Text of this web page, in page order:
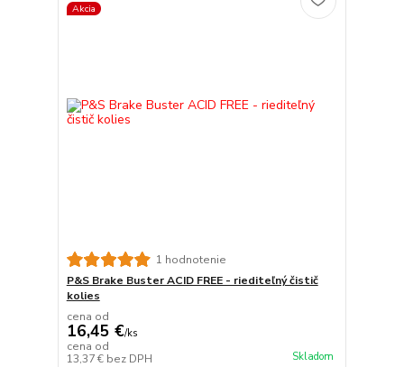
Akcia
1 hodnotenie
P&S Brake Buster ACID FREE - riediteľný čistič
kolies
cena od
16,45 €/ks
cena od
13,37 € bez DPH Skladom